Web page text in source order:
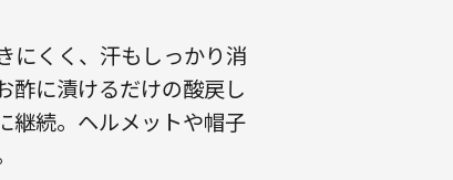
にくく、汗もしっかり消
酢に漬けるだけの酸戻し
継続。ヘルメットや帽子